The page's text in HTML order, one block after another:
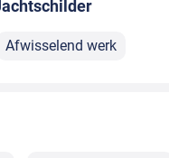
Afwisselend werk